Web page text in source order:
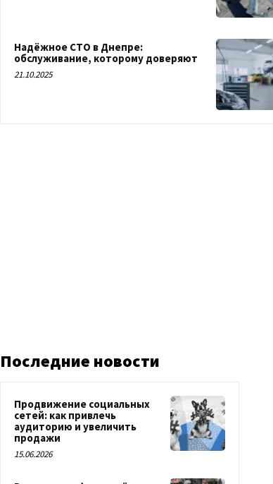
Надёжное СТО в Днепре:
обслуживание, которому доверяют
21.10.2025
Последние новости
Продвижение социальных
сетей: как привлечь
аудиторию и увеличить
продажи
15.06.2026